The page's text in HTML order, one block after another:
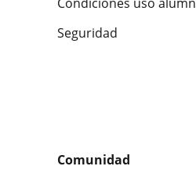
Seguridad
Comunidad